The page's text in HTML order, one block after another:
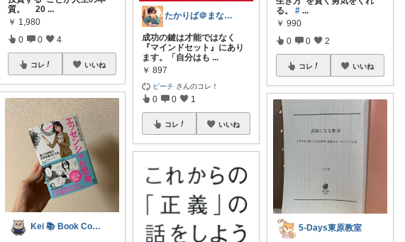
質。 20 ...
￥ 1,980
0 0 4
コレ いいね
Kei 📚 Book Compass
たかりば＠まなびラボ
成功の鍵は才能ではなく
『マインドセット』にあり
ます。「自分はも ...
￥ 897
ピーチ さんのコレ！
0 0 1
コレ いいね
る。# ...
￥ 990
0 0 2
コレ いいね
5-Days東原教室